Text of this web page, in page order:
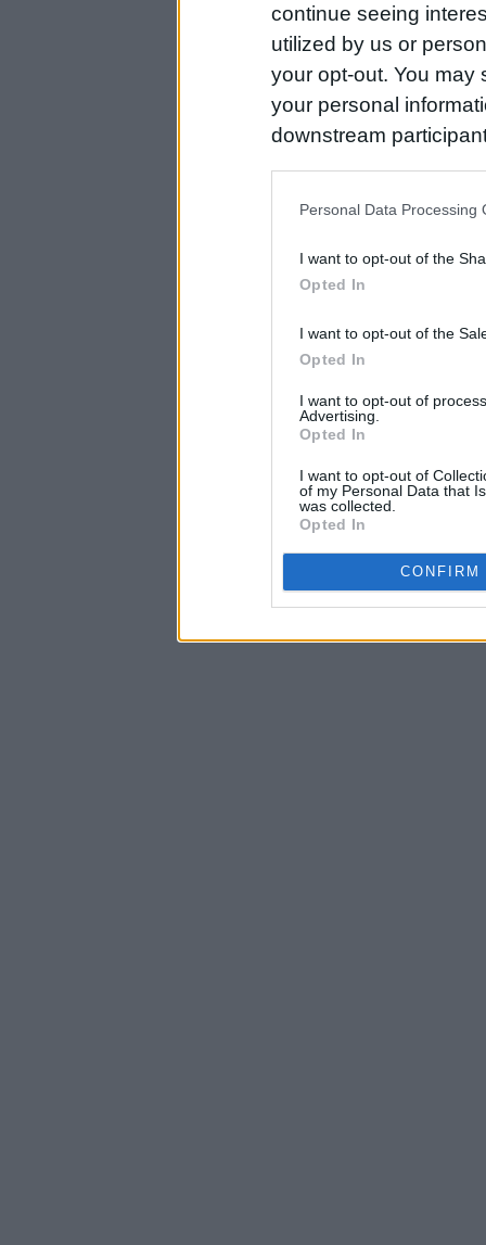
continue seeing
utilized by us or
your opt-out. You may
your personal
downstream
us to third parties on
Personal Data Processing
I want to opt-out of the
Opted In
I want to opt-out of the
Opted In
I want to opt-out of
Advertising.
Opted In
I want to opt-out of
of my Personal Data that
was collected.
Opted In
CONFIRM